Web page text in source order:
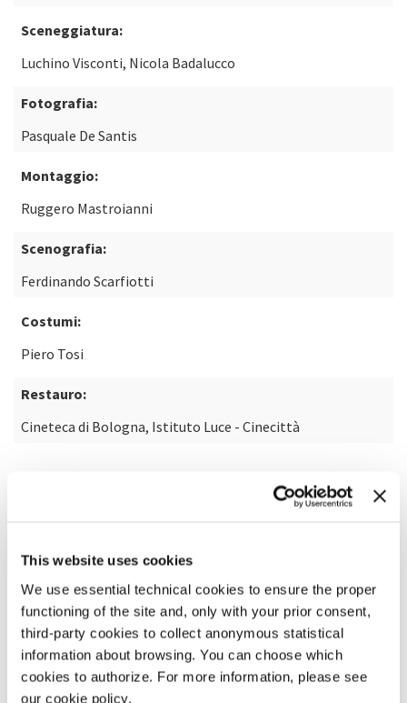
This website uses cookies
We use essential technical cookies to ensure the proper
functioning of the site and, only with your prior consent,
third-party cookies to collect anonymous statistical
information about browsing. You can choose which
cookies to authorize. For more information, please see
our cookie policy.
Sceneggiatura:
Luchino Visconti, Nicola Badalucco
Fotografia:
Pasquale De Santis
Montaggio:
Ruggero Mastroianni
Scenografia:
Ferdinando Scarfiotti
Costumi:
Piero Tosi
Restauro:
Cineteca di Bologna, Istituto Luce - Cinecittà